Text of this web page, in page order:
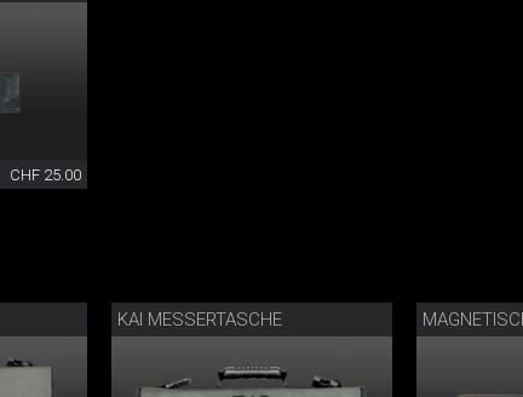
CHF 25.00
KAI MESSERTASCHE